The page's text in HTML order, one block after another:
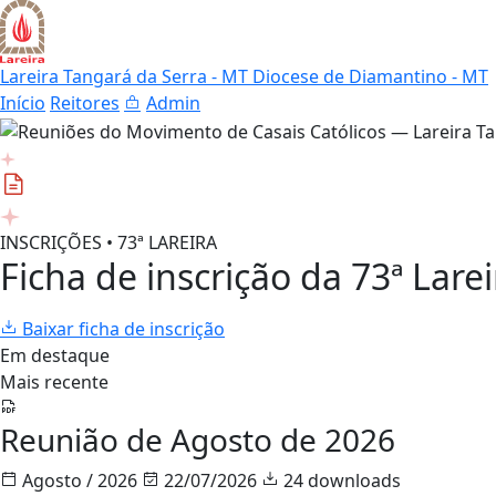
Lareira Tangará da Serra - MT Diocese de Diamantino - MT
Início Reitores Admin
INSCRIÇÕES • 73ª LAREIRA
Ficha de inscrição da 73ª
Baixar ficha de inscrição
Em destaque
Mais recente
Reunião de Agosto de 2026
Agosto / 2026 22/07/2026
24 downloads